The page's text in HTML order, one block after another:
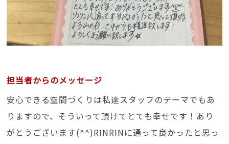
担当者からのメッセージ
安心できる空間づくりは私達スタッフのテーマでもあ
りますので、そういって頂けてとても幸せです！あり
がとうございます(^^)RINRINに通って良かったと思っ